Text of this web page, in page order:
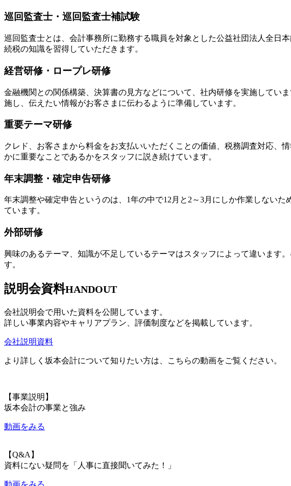
巡回監査士・巡回監査士補試験
巡回監査士とは、会計事務所に勤務する職員を対象とした公益社団法人全日
続税の知識を習得していただきます。
経営研修・ロープレ研修
金融機関との関係構築、決算書の見方などについて、社内研修を実施してい
施し、伝えたい情報がお客さまに伝わるように準備しています。
重要テーマ研修
クレド、お客さまから料金をお支払いいただくことの価値、税務調査対応、
かに重要なことであるかをスタッフに説き続けています。
年末調整・確定申告研修
年末調整や確定申告というのは、1年の中で12月と2～3月にしか作業しない
ています。
外部研修
興味のあるテーマ、知識が不足しているテーマはスタッフによって違います
す。
説明会資料HANDOUT
会社説明会で用いた資料を公開しています。
詳しい事業内容やキャリアプラン、評価制度などを掲載しています。
会社説明資料
より詳しく坂本会計について知りたい方は、こちらの動画をご覧ください。
【事業説明】
坂本会計の事業と強み
動画をみる
【Q&A】
資料にない疑問を「人事に直接聞いてみた！」
動画をみる